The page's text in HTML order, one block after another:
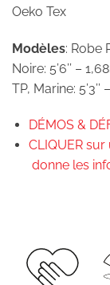
Oeko Tex
Modèles: Robe
Noire: 5’6’’ –
TP, Marine:
DÉMOS &
CLIQUER sur
donne les